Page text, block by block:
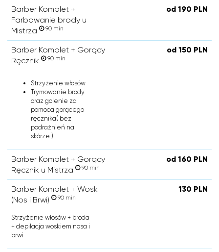
Barber Komplet +
Farbowanie brody u
Mistrza
90 min
od 190 PLN
Barber Komplet + Gorący
Ręcznik
90 min
od 150 PLN
Strzyżenie włosów
Trymowanie brody
oraz golenie za
pomocą gorącego
ręcznika( bez
podrażnień na
skórze )
Barber Komplet + Gorący
Ręcznik u Mistrza
90 min
od 160 PLN
Barber Komplet + Wosk
(Nos i Brwi)
90 min
130 PLN
Strzyżenie włosów + broda
+ depilacja woskiem nosa i
brwi